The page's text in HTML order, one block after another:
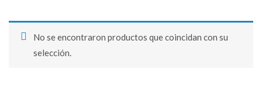
No se encontraron productos que coincidan con su
selección.